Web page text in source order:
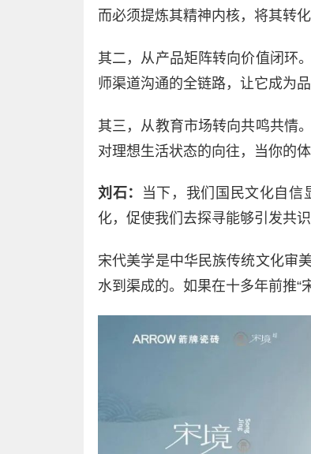
而必须提炼其精神内核，将其转
其二，从产品矩阵转向价值闭环
师渠道沟通的全链路，让它成为
其三，从教育市场转向共鸣共情
对理想生活状态的向往，当你的
刘石：
当下，我们国民文化自信
化，促使我们去探寻能够引发共识
宋代美学是中华民族传统文化审
水到渠成的。如果在十多年前推“